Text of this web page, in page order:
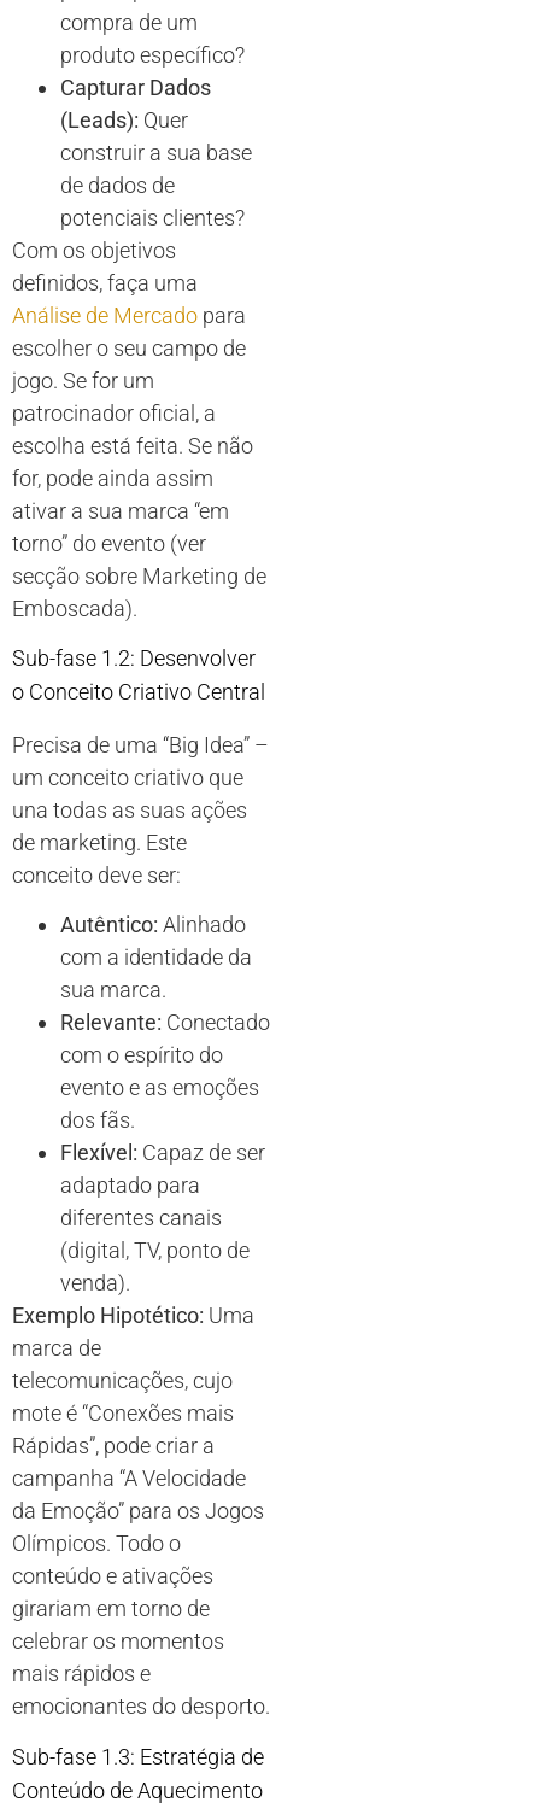
compra de um
produto específico?
Capturar Dados
(Leads): Quer
construir a sua base
de dados de
potenciais clientes?
Com os objetivos
definidos, faça uma
Análise de Mercado para
escolher o seu campo de
jogo. Se for um
patrocinador oficial, a
escolha está feita. Se não
for, pode ainda assim
ativar a sua marca “em
torno” do evento (ver
secção sobre Marketing de
Emboscada).
Sub-fase 1.2: Desenvolver
o Conceito Criativo Central
Precisa de uma “Big Idea” –
um conceito criativo que
una todas as suas ações
de marketing. Este
conceito deve ser:
Autêntico: Alinhado
com a identidade da
sua marca.
Relevante: Conectado
com o espírito do
evento e as emoções
dos fãs.
Flexível: Capaz de ser
adaptado para
diferentes canais
(digital, TV, ponto de
venda).
Exemplo Hipotético: Uma
marca de
telecomunicações, cujo
mote é “Conexões mais
Rápidas”, pode criar a
campanha “A Velocidade
da Emoção” para os Jogos
Olímpicos. Todo o
conteúdo e ativações
girariam em torno de
celebrar os momentos
mais rápidos e
emocionantes do desporto.
Sub-fase 1.3: Estratégia de
Conteúdo de Aquecimento